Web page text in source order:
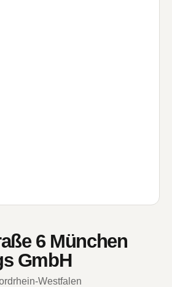
6 München
GmbH
Westfalen